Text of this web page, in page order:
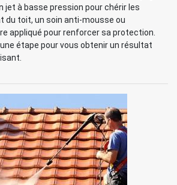
jet à basse pression pour chérir les
du toit, un soin anti-mousse ou
appliqué pour renforcer sa protection.
étape pour vous obtenir un résultat